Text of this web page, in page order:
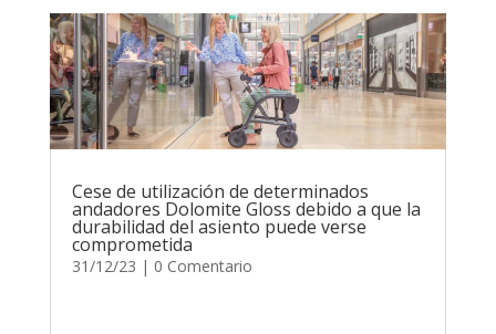
Cese de utilización de determinados
andadores Dolomite Gloss debido a que la
durabilidad del asiento puede verse
comprometida
31/12/23 | 0 Comentario